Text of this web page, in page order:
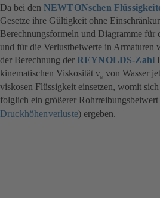
Da bei den NEWTONschen
Gesetze ihre Gültigkeit ohne
Berechnungsformeln und Diagramme für
und für die Verlustbeiwerte in Armaturen
der Berechnung der REYNOLDS-Zahl
kinematischen Viskosität νw von Wasser
viskosen Flüssigkeit einsetzen, womit
folglich ein größerer Rohrreibungsbeiwert
Druckhöhenverluste) ergeben.